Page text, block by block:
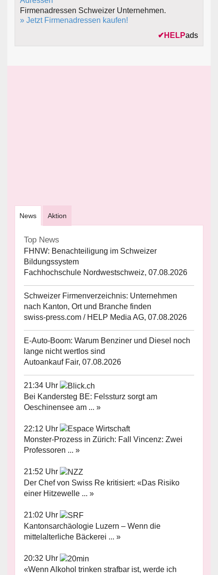
Firmenadressen Schweizer Unternehmen.
» Jetzt Firmenadressen kaufen!
✔ HELPads
News Aktion
Top News
FHNW: Benachteiligung im Schweizer
Bildungssystem
Fachhochschule Nordwestschweiz, 07.08.2026
Schweizer Firmenverzeichnis: Unternehmen
nach Kanton, Ort und Branche finden
swiss-press.com / HELP Media AG, 07.08.2026
E-Auto-Boom: Warum Benziner und Diesel noch
lange nicht wertlos sind
Autoankauf Fair, 07.08.2026
21:34 Uhr
Bei Kandersteg BE: Felssturz sorgt am
Oeschinensee am ... »
22:12 Uhr
Monster-Prozess in Zürich: Fall Vincenz: Zwei
Professoren ... »
21:52 Uhr
Der Chef von Swiss Re kritisiert: «Das Risiko
einer Hitzewelle ... »
21:02 Uhr
Kantonsarchäologie Luzern – Wenn die
mittelalterliche Bäckerei ... »
20:32 Uhr
«Wenn Alkohol trinken strafbar ist, werde ich